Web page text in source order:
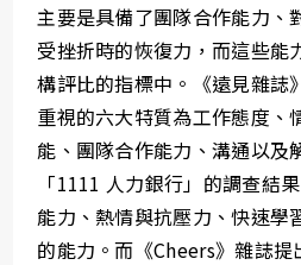
主要是具備了團隊合作能力、
受挫折時的恢復力，而這些能
構評比的指標中。《遠見雜誌
重視的六大特質為工作態度、
能、團隊合作能力、溝通以及
「1111 人力銀行」的調查結
能力、熱情與抗壓力、快速學
的能力。而《Cheers》雜誌